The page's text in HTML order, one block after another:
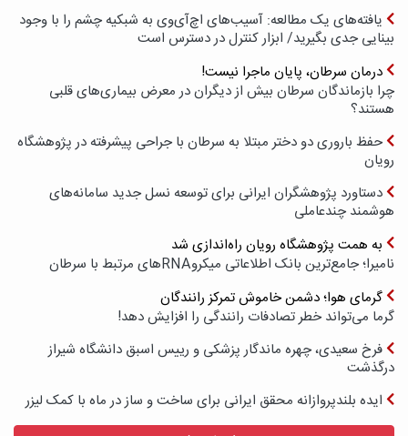
یافته‌های یک مطالعه: آسیب‌های اچ‌آی‌وی به شبکیه چشم را با وجود
بینایی جدی بگیرید/ ابزار کنترل در دسترس است
درمان سرطان، پایان ماجرا نیست!
چرا بازماندگان سرطان بیش از دیگران در معرض بیماری‌های قلبی
هستند؟
حفظ باروری دو دختر مبتلا به سرطان با جراحی پیشرفته در پژوهشگاه
رویان
دستاورد پژوهشگران ایرانی برای توسعه نسل جدید سامانه‌های
هوشمند چندعاملی
به همت پژوهشگاه رویان راه‌اندازی شد
نامیرا؛ جامع‌ترین بانک اطلاعاتی میکروRNAهای مرتبط با سرطان
گرمای هوا؛ دشمن خاموش تمرکز رانندگان
گرما می‌تواند خطر تصادفات رانندگی را افزایش دهد!
فرخ سعیدی، چهره ماندگار پزشکی و رییس اسبق دانشگاه شیراز
درگذشت
ایده بلندپروازانه محقق ایرانی برای ساخت و ساز در ماه با کمک لیزر